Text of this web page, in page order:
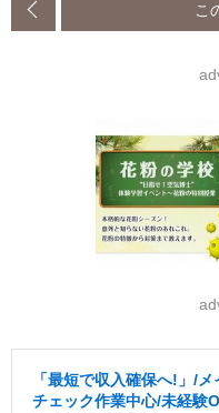
こ
「最短で収入確保へ!」/
チェック作業中心/未経験